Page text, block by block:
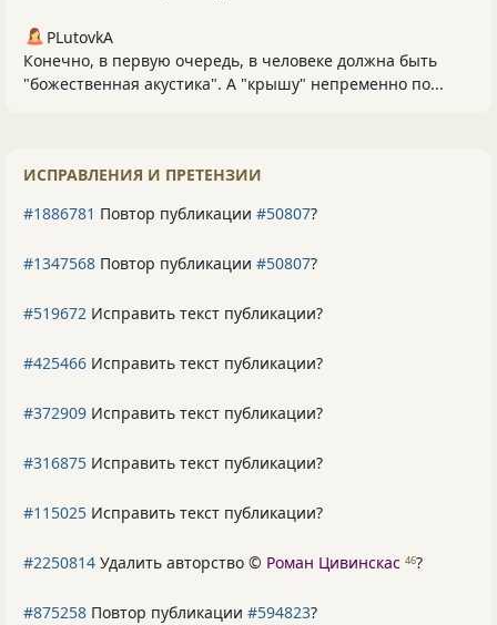
PLutоvkА
Конечно, в первую очередь, в человеке должна быть
"божественная акустика". А "крышу" непременно по...
ИСПРАВЛЕНИЯ И ПРЕТЕНЗИИ
#1886781 Повтор публикации #50807?
#1347568 Повтор публикации #50807?
#519672 Исправить текст публикации?
#425466 Исправить текст публикации?
#372909 Исправить текст публикации?
#316875 Исправить текст публикации?
#115025 Исправить текст публикации?
#2250814 Удалить авторство © Роман Цивинскас 46?
#875258 Повтор публикации #594823?